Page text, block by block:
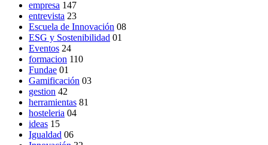
empresa 147
entrevista 23
Escuela de Innovación 08
ESG y Sostenibilidad 01
Eventos 24
formacion 110
Fundae 01
Gamificación 03
gestion 42
herramientas 81
hosteleria 04
ideas 15
Igualdad 06